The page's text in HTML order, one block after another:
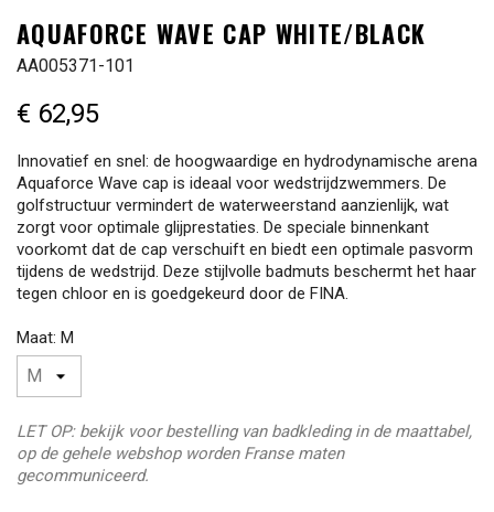
AQUAFORCE WAVE CAP WHITE/BLACK
AA005371-101
€ 62,95
Innovatief en snel: de hoogwaardige en hydrodynamische arena
Aquaforce Wave cap is ideaal voor wedstrijdzwemmers. De
golfstructuur vermindert de waterweerstand aanzienlijk, wat
zorgt voor optimale glijprestaties. De speciale binnenkant
voorkomt dat de cap verschuift en biedt een optimale pasvorm
tijdens de wedstrijd. Deze stijlvolle badmuts beschermt het haar
tegen chloor en is goedgekeurd door de FINA.
Maat: M
LET OP: bekijk voor bestelling van badkleding in de maattabel,
op de gehele webshop worden Franse maten
gecommuniceerd.